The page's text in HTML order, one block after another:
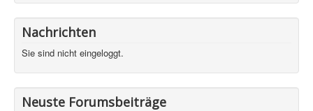
Nachrichten
Sie sind nicht eingeloggt.
Neuste Forumsbeiträge